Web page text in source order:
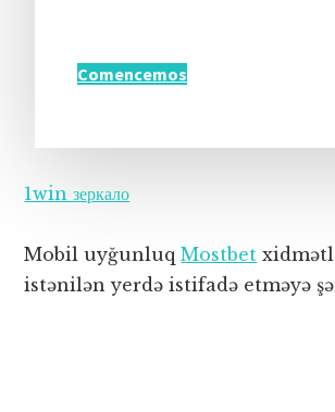
Comencemos
1win зеркало
Mobil uyğunluqMostbet
istənilən yerdə istifadə etməyə